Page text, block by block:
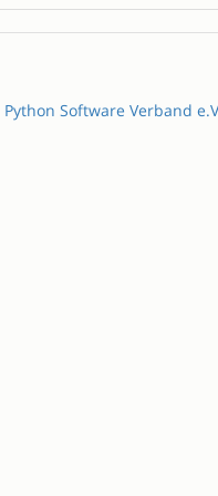
Python Software Verband